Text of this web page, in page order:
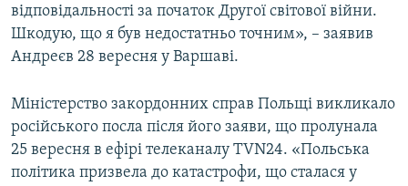
відповідальності за початок Другої світової війни.
Шкодую, що я був недостатньо точним», – заявив
Андреєв 28 вересня у Варшаві.
Міністерство закордонних справ Польщі викликало
російського посла після його заяви, що пролунала
25 вересня в ефірі телеканалу TVN24. «Польська
політика призвела до катастрофи, що сталася у